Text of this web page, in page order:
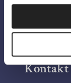
Bilder fra
Kontakt